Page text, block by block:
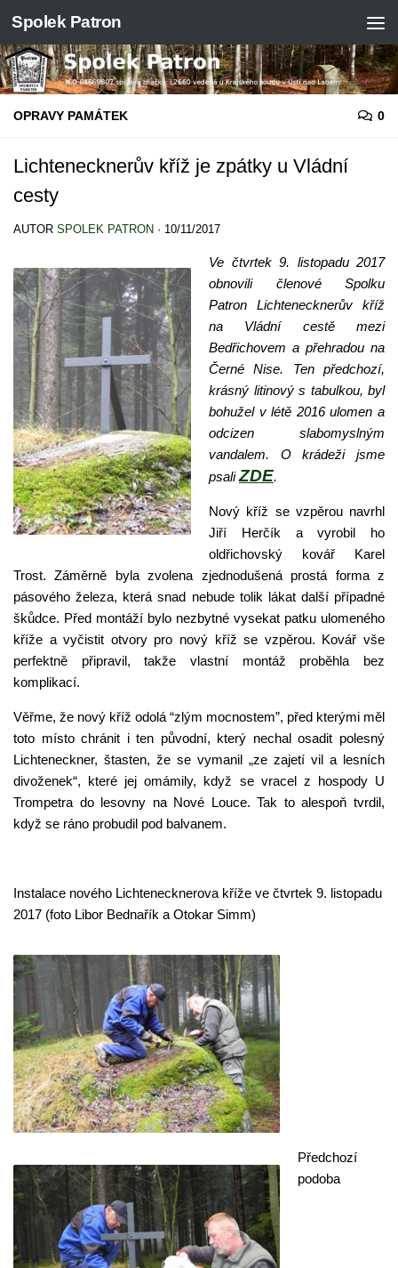
Skip to content
Spolek Patron
OPRAVY PAMÁTEK 0
Lichtenecknerův kříž je zpátky u Vládní
cesty
AUTOR SPOLEK PATRON · 10/11/2017
Ve čtvrtek 9. listopadu 2017
obnovili členové Spolku
Patron Lichtenecknerův kříž
na Vládní cestě mezi
Bedřichovem a přehradou na
Černé Nise. Ten předchozí,
krásný litinový s tabulkou, byl
bohužel v létě 2016 ulomen a
odcizen slabomyslným
vandalem. O krádeži jsme
psaliZDE.
Nový kříž se vzpěrou navrhl
Jiří Herčík a vyrobil ho
oldřichovský kovář Karel
Trost. Záměrně byla zvolena zjednodušená prostá forma z
pásového železa, která snad nebude tolik lákat další případné
škůdce. Před montáží bylo nezbytné vysekat patku ulomeného
kříže a vyčistit otvory pro nový kříž se vzpěrou. Kovář vše
perfektně připravil, takže vlastní montáž proběhla bez
komplikací.
Věřme, že nový kříž odolá “zlým mocnostem”, před kterými měl
toto místo chránit i ten původní, který nechal osadit polesný
Lichteneckner, štasten, že se vymanil „ze zajetí vil a lesních
divoženek“, které jej omámily, když se vracel z hospody U
Trompetra do lesovny na Nové Louce. Tak to alespoň tvrdil,
když se ráno probudil pod balvanem.
Instalace nového Lichtenecknerova kříže ve čtvrtek 9. listopadu
2017 (foto Libor Bednařík a Otokar Simm)
Předchozí
podoba